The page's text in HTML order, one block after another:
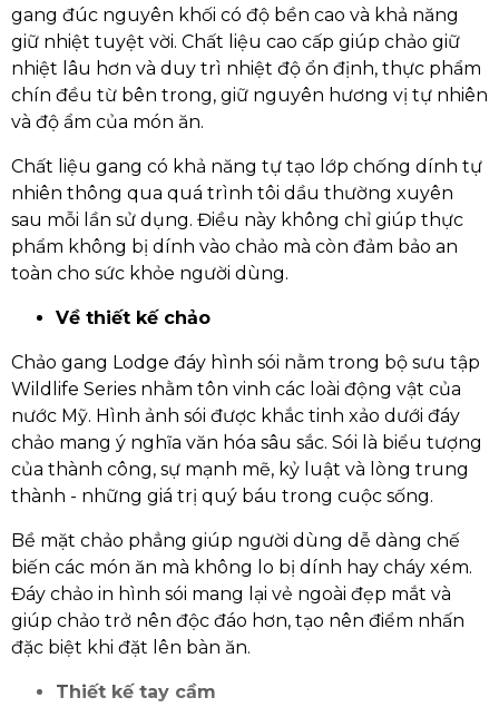
gang đúc nguyên khối có độ bền cao và khả năng
giữ nhiệt tuyệt vời. Chất liệu cao cấp giúp chảo giữ
nhiệt lâu hơn và duy trì nhiệt độ ổn định, thực phẩm
chín đều từ bên trong, giữ nguyên hương vị tự nhiên
và độ ẩm của món ăn.
Chất liệu gang có khả năng tự tạo lớp chống dính tự
nhiên thông qua quá trình tôi dầu thường xuyên
sau mỗi lần sử dụng. Điều này không chỉ giúp thực
phẩm không bị dính vào chảo mà còn đảm bảo an
toàn cho sức khỏe người dùng.
Về thiết kế chảo
Chảo gang Lodge đáy hình sói nằm trong bộ sưu tập
Wildlife Series nhằm tôn vinh các loài động vật của
nước Mỹ. Hình ảnh sói được khắc tinh xảo dưới đáy
chảo mang ý nghĩa văn hóa sâu sắc. Sói là biểu tượng
của thành công, sự mạnh mẽ, kỷ luật và lòng trung
thành - những giá trị quý báu trong cuộc sống.
Bề mặt chảo phẳng giúp người dùng dễ dàng chế
biến các món ăn mà không lo bị dính hay cháy xém.
Đáy chảo in hình sói mang lại vẻ ngoài đẹp mắt và
giúp chảo trở nên độc đáo hơn, tạo nên điểm nhấn
đặc biệt khi đặt lên bàn ăn.
Thiết kế tay cầm